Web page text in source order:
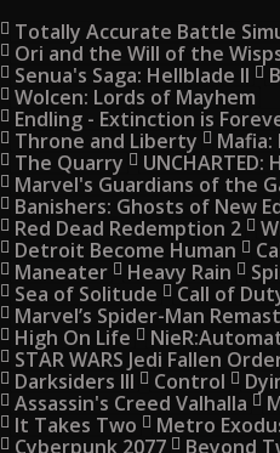
Totally Accurate Battle
Ori and the Will of the
Senua's Saga: Hellblade II
Wolcen: Lords of Mayhem
Endling - Extinction is
Throne and Liberty
The Quarry
UNCHARTED:
Marvel's Guardians of the
Banishers: Ghosts of New
Red Dead Redemption 2
Detroit Become Human
Maneater
Heavy Rain
Sea of Solitude
Call of
Marvel’s Spider-Man
High On Life
STAR WARS Jedi Fallen
Darksiders III
Control
Assassin's Creed Valhalla
It Takes Two
Metro
Cyberpunk 2077
Beyond